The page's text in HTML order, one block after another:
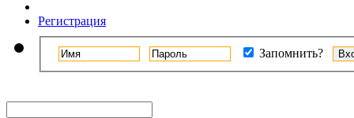
Регистрация
Запомнить?